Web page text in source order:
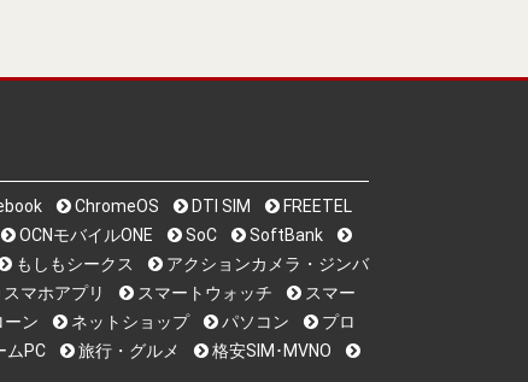
ChromeOS DTI SIM
FREETEL
OCNモバイルONE SoC
SoftBank
もしもシークス
アクションカメラ・ジンバ
スマホアプリ スマートウォッチ
スマー
ーン ネットショップ パソコン
プロ
ムPC 旅行・グルメ
格安SIM･MVNO